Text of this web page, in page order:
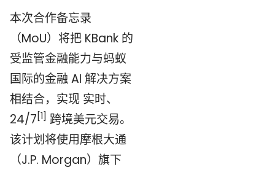
本次合作备忘录
（MoU）将把 KBank 的
受监管金融能力与蚂蚁
国际的金融 AI 解决方案
相结合，实现 实时、
24/7 [1] 跨境美元交易。
该计划将使用摩根大通
（J.P. Morgan）旗下